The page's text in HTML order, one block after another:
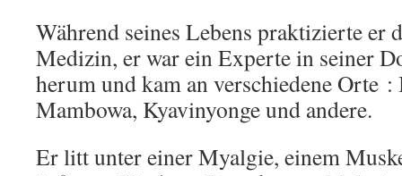
Während seines Lebens praktizierte er
Medizin, er war ein Experte in seiner
herum und kam an verschiedene Orte
Mambowa, Kyavinyonge und andere.
Er litt unter einer Myalgie, einem